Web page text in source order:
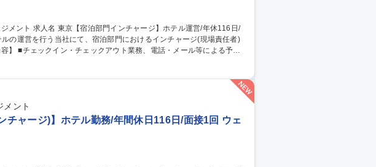
運営/年休116日/
サービス全般、ゲスト対応業務 ■スタッフへの指示・育成、オペレーシ
メント
チャージ)】ホテル勤務/年間休日116日/面接1回 ウェ